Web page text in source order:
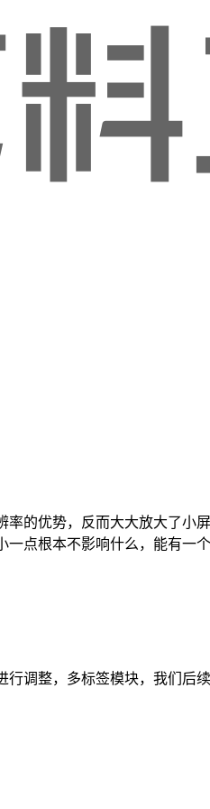
的优势，反而大大放大了
点根本不影响什么，能有一
调整，多标签模块，我们后